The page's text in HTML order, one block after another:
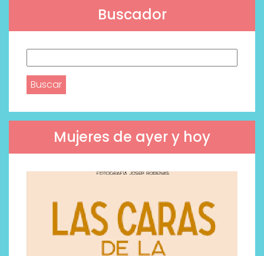
Buscador
Mujeres de ayer y hoy